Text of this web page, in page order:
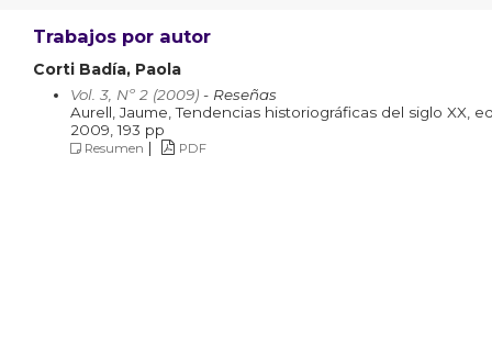
Trabajos por autor
Corti Badía, Paola
Vol. 3, Nº 2 (2009)- Reseñas
Aurell, Jaume, Tendencias historiográficas del siglo XX,
2009, 193 pp
Resumen | PDF